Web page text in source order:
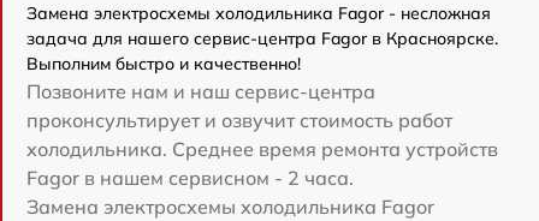
Замена электросхемы холодильника Fagor - несложная
задача для нашего сервис-центра Fagor в Красноярске.
Выполним быстро и качественно!
Позвоните нам и наш сервис-центра
проконсультирует и озвучит стоимость работ
холодильника. Среднее время ремонта устройств
Fagor в нашем сервисном - 2 часа.
Замена электросхемы холодильника Fagor